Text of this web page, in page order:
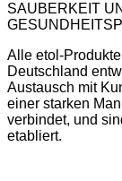
SAUBERKEIT
Alle etol-
Deutschland
Austausch mit
einer starken
verbindet, und
etabliert.